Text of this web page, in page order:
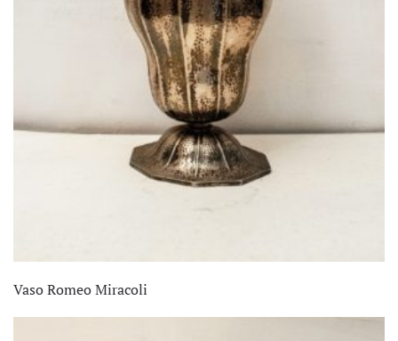
Vaso Romeo Miracoli